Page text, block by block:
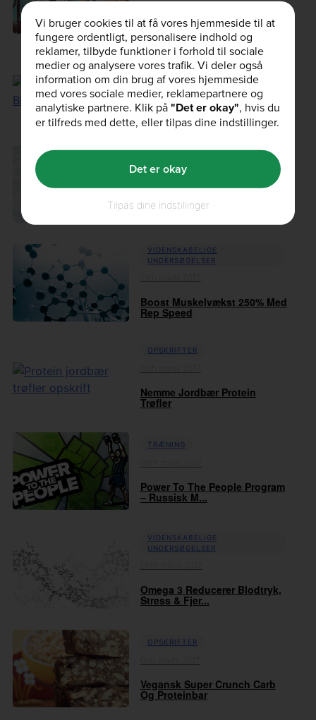
Fedt, Ikke Perfo...
OPSKRIFTER
20th marts 2017
Protein Bønne Blondie
Opskrift
15th marts 2017
Nemme Sukkerfrie Cookies
Opskrift
VIDENSKABELIGE
UNDERSØGELSER
Boost Muskelvækst 250% Med
Rep Speed
OPSKRIFTER
Nemme Jordbær Protein
Trøfler
TRÆNING
Power To The People Program
– Russisk M...
VIDENSKABELIGE
UNDERSØGELSER
Omega 3 Reducerer Blodtryk,
Stress & Fjer...
OPSKRIFTER
Vegansk Super Crunch Carb
Og Proteinbar
Vi bruger cookies til at få vores hjemmeside til at
fungere ordentligt, personalisere indhold og
reklamer, tilbyde funktioner i forhold til sociale
medier og analysere vores trafik. Vi deler også
information om din brug af vores hjemmeside
med vores sociale medier, reklamepartnere og
analytiske partnere. Klik på"Det er okay", hvis du
er tilfreds med dette, eller tilpas dine indstillinger.
Tilpas dine indstillinger
Det er okay